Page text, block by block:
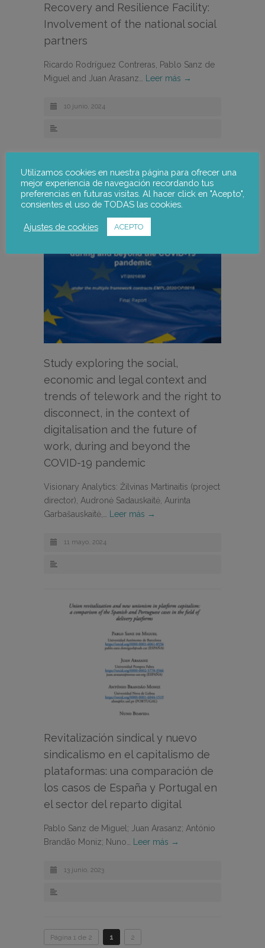
Recovery and Resilience Facility:
Involvement of the national social
partners
Ricardo Rodríguez Contreras, Pablo Sanz de
Miguel and Juan Arasanz…
Leer más →
10 junio, 2024
Study exploring the social,
economic and legal context and
trends of telework and the right to
disconnect, in the context of
digitalisation and the future of
work, during and beyond the
COVID-19 pandemic
Visionary Analytics: Žilvinas Martinaitis (project
director), Audronė Sadauskaitė, Aurinta
Garbašauskaitė,…
Leer más →
11 mayo, 2024
Revitalización sindical y nuevo
sindicalismo en el capitalismo de
plataformas: una comparación de
los casos de España y Portugal en
el sector del reparto digital
Pablo Sanz de Miguel; Juan Arasanz; António
Brandão Moniz; Nuno…
Leer más →
13 junio, 2023
Página 1 de 2 1 2
Utilizamos cookies en nuestra página para ofrecer una
mejor experiencia de navegación recordando tus
preferencias en futuras visitas. Al hacer click en "Acepto",
consientes el uso de TODAS las cookies.
Ajustes de cookies ACEPTO